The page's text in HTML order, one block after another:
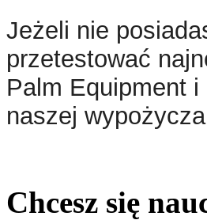
Jeżeli nie
przetestować
Palm Equipment
naszej
Chcesz się